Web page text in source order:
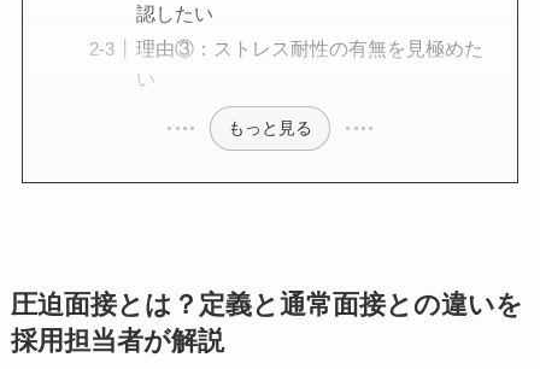
認したい
理由③：ストレス耐性の有無を見極めた
い
もっと見る
圧迫面接とは？定義と通常面接との違いを
採用担当者が解説